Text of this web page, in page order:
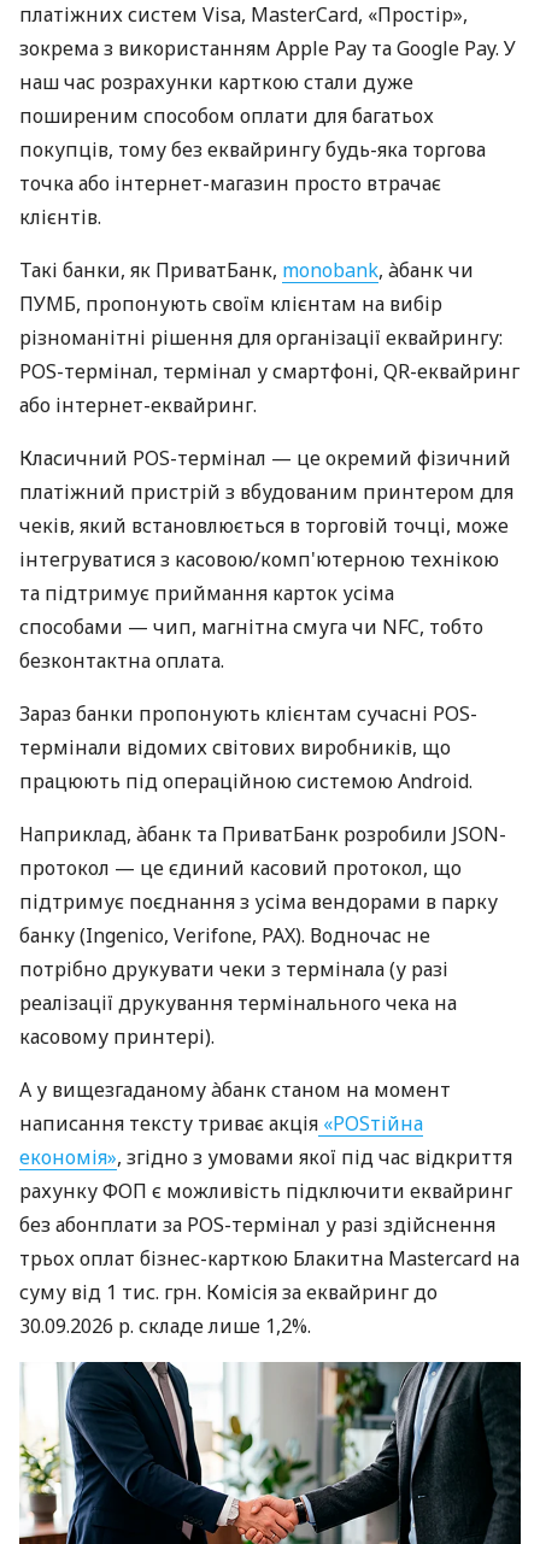
платіжних систем Visa, MasterCard, «Простір»,
зокрема з використанням Apple Pay та Google Pay. У
наш час розрахунки карткою стали дуже
поширеним способом оплати для багатьох
покупців, тому без еквайрингу будь-яка торгова
точка або інтернет-магазин просто втрачає
клієнтів.
Такі банки, як ПриватБанк, monobank, àбанк чи
ПУМБ, пропонують своїм клієнтам на вибір
різноманітні рішення для організації еквайрингу:
POS-термінал, термінал у смартфоні, QR-еквайринг
або інтернет-еквайринг.
Класичний POS-термінал — це окремий фізичний
платіжний пристрій з вбудованим принтером для
чеків, який встановлюється в торговій точці, може
інтегруватися з касовою/комп'ютерною технікою
та підтримує приймання карток усіма
способами — чип, магнітна смуга чи NFC, тобто
безконтактна оплата.
Зараз банки пропонують клієнтам сучасні POS-
термінали відомих світових виробників, що
працюють під операційною системою Android.
Наприклад, àбанк та ПриватБанк розробили JSON-
протокол — це єдиний касовий протокол, що
підтримує поєднання з усіма вендорами в парку
банку (Ingenico, Verifone, PAX). Водночас не
потрібно друкувати чеки з термінала (у разі
реалізації друкування термінального чека на
касовому принтері).
А у вищезгаданому àбанк станом на момент
написання тексту триває акція «POSтійна
економія», згідно з умовами якої під час відкриття
рахунку ФОП є можливість підключити еквайринг
без абонплати за POS-термінал у разі здійснення
трьох оплат бізнес-карткою Блакитна Mastercard на
суму від 1 тис. грн. Комісія за еквайринг до
30.09.2026 р. складе лише 1,2%.